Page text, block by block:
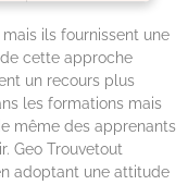
ils fournissent une
cette approche
un recours plus
les formations mais
même des apprenants
Geo Trouvetout
adoptant une attitude